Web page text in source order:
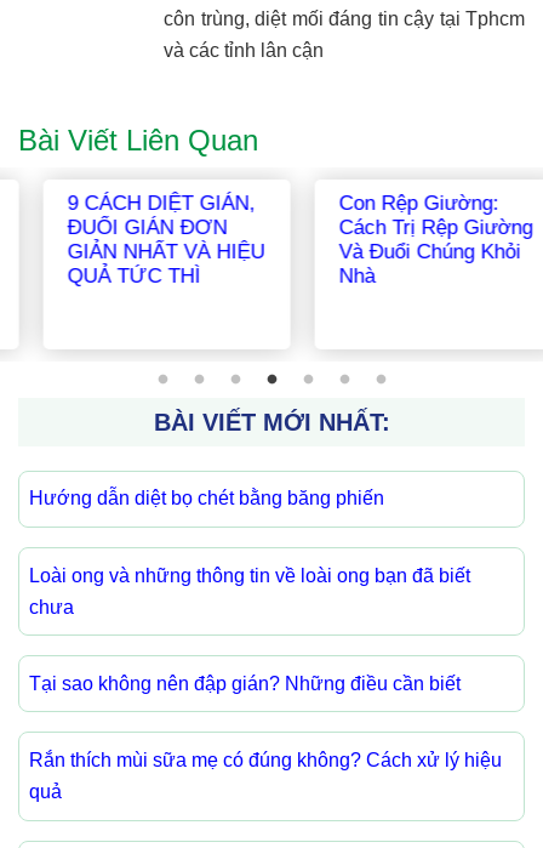
côn trùng, diệt mối đáng tin cậy tại Tphcm
và các tỉnh lân cận
Bài Viết Liên Quan
Chuột Chù – Những
Sự Thật Về Chuột
Chù Bạn Cần Biết
Top 10 Thuốc Diệt
Gián Hiệu Quả Tốt
Nhất Đã Được Kiểm
Chứng
BÀI VIẾT MỚI NHẤT:
Hướng dẫn diệt bọ chét bằng băng phiến
Loài ong và những thông tin về loài ong bạn đã biết
chưa
Tại sao không nên đập gián? Những điều cần biết
Rắn thích mùi sữa mẹ có đúng không? Cách xử lý hiệu
quả